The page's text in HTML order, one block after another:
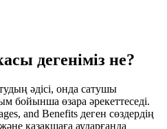
дегеніміз не?
әдісі, онда сатушы
бойынша өзара әрекеттеседі.
and Benefits деген сөздердің
қазақшаға аударғанда